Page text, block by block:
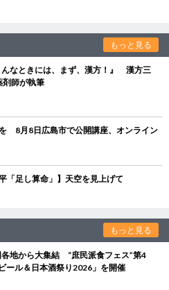
もっと見る
んなときには、まず、漢方！』 漢方三
剤師が執筆
8月8日広島市で公開講座、オンライン
「足し算命」】天空を見上げて
もっと見る
地から大集結 “庶民派食フェス”第4
ール＆日本酒祭り2026」を開催